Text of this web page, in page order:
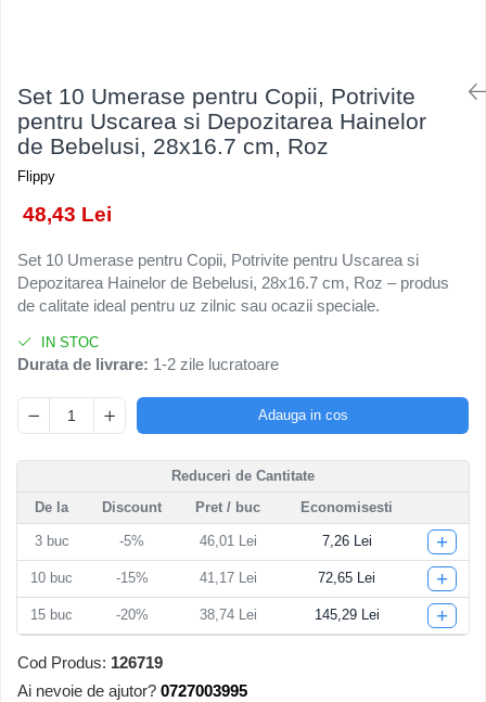
Accesorii Ingrijire Casa
Cutii depozitare
Diverse Casa
Lumanari
Maturi, Perii, Mopuri si Galeti
Perne Voiaj, Paturi si Textile
Produse ingrijire incaltaminte
Radiatoare si Seminee electrice
Steaguri
Tapet 3D Autoadeziv
Umidificatoare
Articole pentru Gradina si Bricolaj
Articole pentru Iluminat
Corpuri de iluminat
Lampi de veghe
Pelerine, Umbrele si Accesorii
Videoproiectoare
Banda adeziva
Confetti
Costume si Deghizare
Fete Masa si Perdele Franjurate
Pompe Baloane
Seturi si Arcade Baloane
Tematica Nunta
Liniar / Sir
Ornamente Brad
Suport Decorativ Lumanare
Kendama Super Sticky V2 Cupe
Mari
Set 10 Umerase pentru Copii, Potrivite
pentru Uscarea si Depozitarea Hainelor
de Bebelusi, 28x16.7 cm, Roz
Flippy
48,43 Lei
Set 10 Umerase pentru Copii, Potrivite pentru Uscarea si
Depozitarea Hainelor de Bebelusi, 28x16.7 cm, Roz – produs
de calitate ideal pentru uz zilnic sau ocazii speciale.
IN STOC
Durata de livrare: 1-2 zile lucratoare
Adauga in cos
Reduceri de Cantitate
De la
Discount Pret / buc Economisesti
3buc -5% 46,01 Lei 7,26 Lei +
10 buc -15% 41,17 Lei 72,65 Lei +
15 buc -20% 38,74 Lei 145,29 Lei +
Cod Produs: 126719
Ai nevoie de ajutor? 0727003995